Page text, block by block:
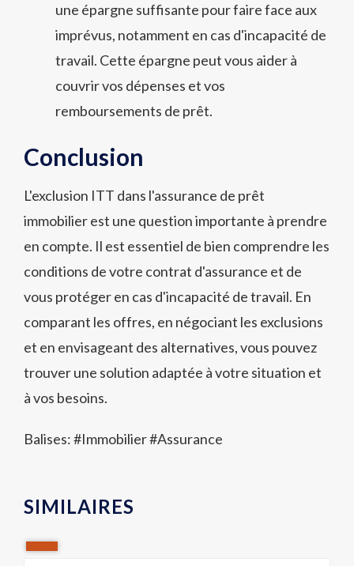
une épargne suffisante pour faire face aux
imprévus, notamment en cas d'incapacité de
travail. Cette épargne peut vous aider à
couvrir vos dépenses et vos
remboursements de prêt.
Conclusion
L'exclusion ITT dans l'assurance de prêt
immobilier est une question importante à prendre
en compte. Il est essentiel de bien comprendre les
conditions de votre contrat d'assurance et de
vous protéger en cas d'incapacité de travail. En
comparant les offres, en négociant les exclusions
et en envisageant des alternatives, vous pouvez
trouver une solution adaptée à votre situation et
à vos besoins.
Balises: #Immobilier#Assurance
SIMILAIRES